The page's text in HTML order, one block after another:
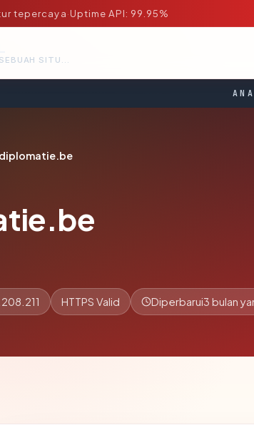
tepercaya·Uptime API: 99.95%
PERIKSA APAKAH SEBUAH SITUS AMAN, TEPERCAYA, DAN TERVERIFIKASI DALAM HITUNGAN DETIK.
diplomatie.be
HTTPS Valid Diperbarui3 bulan